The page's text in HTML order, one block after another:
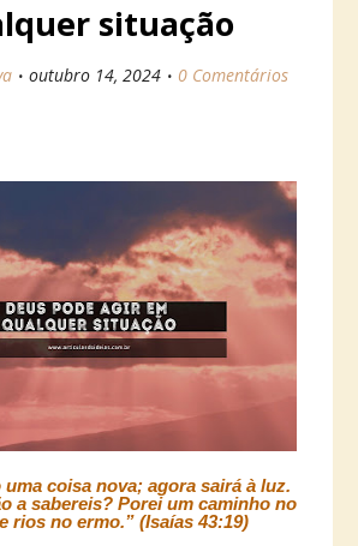
situação
outubro 14, 2024 0 Comentários
uma coisa nova; agora sairá à luz.
a sabereis? Porei um caminho no
rios no ermo.” (Isaías 43:19)